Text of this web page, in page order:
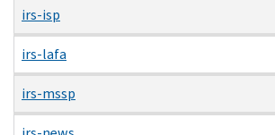
irs-isp
irs-lafa
irs-mssp